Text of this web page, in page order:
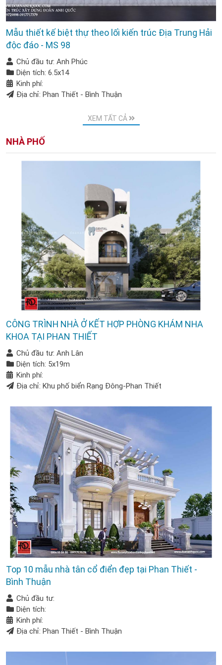
Mẫu thiết kế biệt thự theo lối kiến trúc Địa Trung Hải
độc đáo - MS 98
Chủ đầu tư: Anh Phúc
Diện tích: 6.5x14
Kinh phí:
Địa chỉ: Phan Thiết - Bình Thuận
XEM TẤT CẢ
NHÀ PHỐ
CÔNG TRÌNH NHÀ Ở KẾT HỢP PHÒNG KHÁM NHA
KHOA TẠI PHAN THIẾT
Chủ đầu tư: Anh Lân
Diện tích: 5x19m
Kinh phí:
Địa chỉ: Khu phố biển Rạng Đông-Phan Thiết
Top 10 mẫu nhà tân cổ điển đẹp tại Phan Thiết -
Bình Thuận
Chủ đầu tư:
Diện tích:
Kinh phí:
Địa chỉ: Phan Thiết - Bình Thuận